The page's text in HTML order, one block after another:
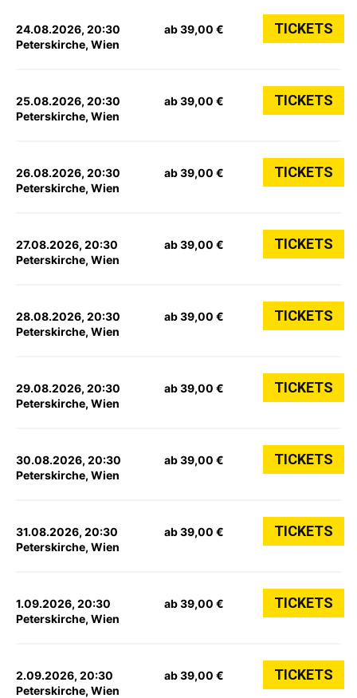
24.08.2026, 20:30
Peterskirche, Wien
ab 39,00 € TICKETS
25.08.2026, 20:30
Peterskirche, Wien
ab 39,00 € TICKETS
26.08.2026, 20:30
Peterskirche, Wien
ab 39,00 € TICKETS
27.08.2026, 20:30
Peterskirche, Wien
ab 39,00 € TICKETS
28.08.2026, 20:30
Peterskirche, Wien
ab 39,00 € TICKETS
29.08.2026, 20:30
Peterskirche, Wien
ab 39,00 € TICKETS
30.08.2026, 20:30
Peterskirche, Wien
ab 39,00 € TICKETS
31.08.2026, 20:30
Peterskirche, Wien
ab 39,00 € TICKETS
1.09.2026, 20:30
Peterskirche, Wien
ab 39,00 € TICKETS
2.09.2026, 20:30
Peterskirche, Wien
ab 39,00 € TICKETS